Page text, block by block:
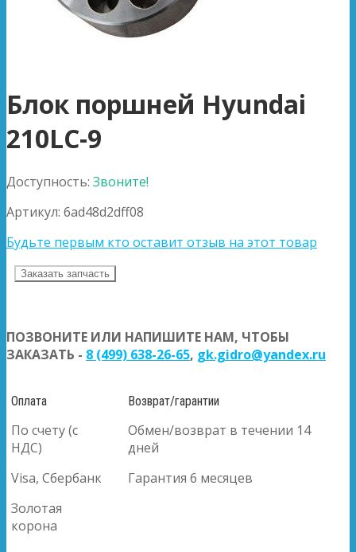
Блок поршней Hyundai
210LC-9
Доступность: Звоните!
Артикул: 6ad48d2dff08
Будьте первым кто оставит отзыв на этот товар
Заказать запчасть
ПОЗВОНИТЕ ИЛИ НАПИШИТЕ НАМ, ЧТОБЫ
ЗАКАЗАТЬ - 8 (499) 638-26-65, gk.gidro@yandex.ru
Оплата
По счету (с
НДС)
Visa, Сбербанк
Золотая
корона
Возврат/гарантии
Обмен/возврат в течении 14
дней
Гарантия 6 месяцев